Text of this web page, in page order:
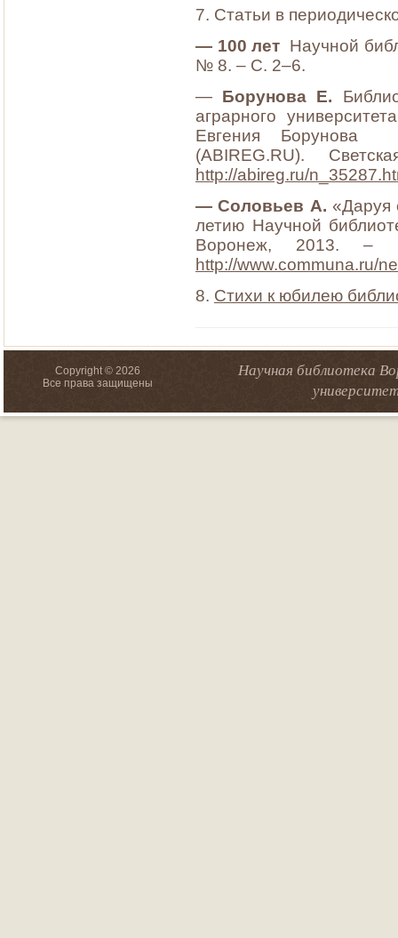
7. Статьи в
— 100 лет Научной
№ 8. – С. 2–6.
— Борунова Е.
аграрного
Евгения Борунова
(ABIREG.RU).
http://abireg.ru/
— Соловьев А. «Даруя
летию Научной
Воронеж,
http://www.communa.ru/
8. Стихи к юбилею
Copyright © 2026
Все права защищены
Научная библиотека